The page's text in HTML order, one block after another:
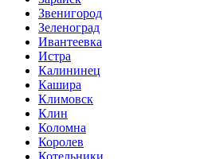
Звенигород
Зеленоград
Ивантеевка
Истра
Калининец
Кашира
Климовск
Клин
Коломна
Королев
Котельники